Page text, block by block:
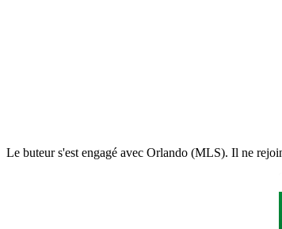
Le buteur s'est engagé avec Orlando (MLS). Il ne